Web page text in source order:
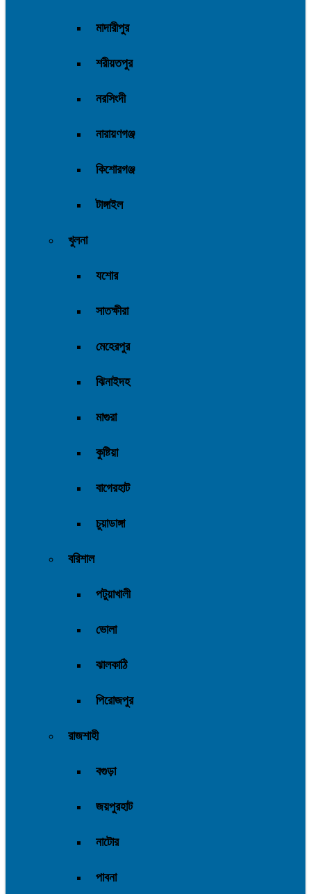
মাদারীপুর
শরীয়তপুর
নরসিংদী
নারায়ণগঞ্জ
কিশোরগঞ্জ
টাঙ্গাইল
খুলনা
যশোর
সাতক্ষীরা
মেহেরপুর
ঝিনাইদহ
মাগুরা
কুষ্টিয়া
বাগেরহাট
চুয়াডাঙ্গা
বরিশাল
পটুয়াখালী
ভোলা
ঝালকাঠি
পিরোজপুর
রাজশাহী
বগুড়া
জয়পুরহাট
নাটোর
পাবনা